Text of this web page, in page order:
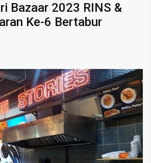
Bazaar 2023 RINS &
Ke-6 Bertabur